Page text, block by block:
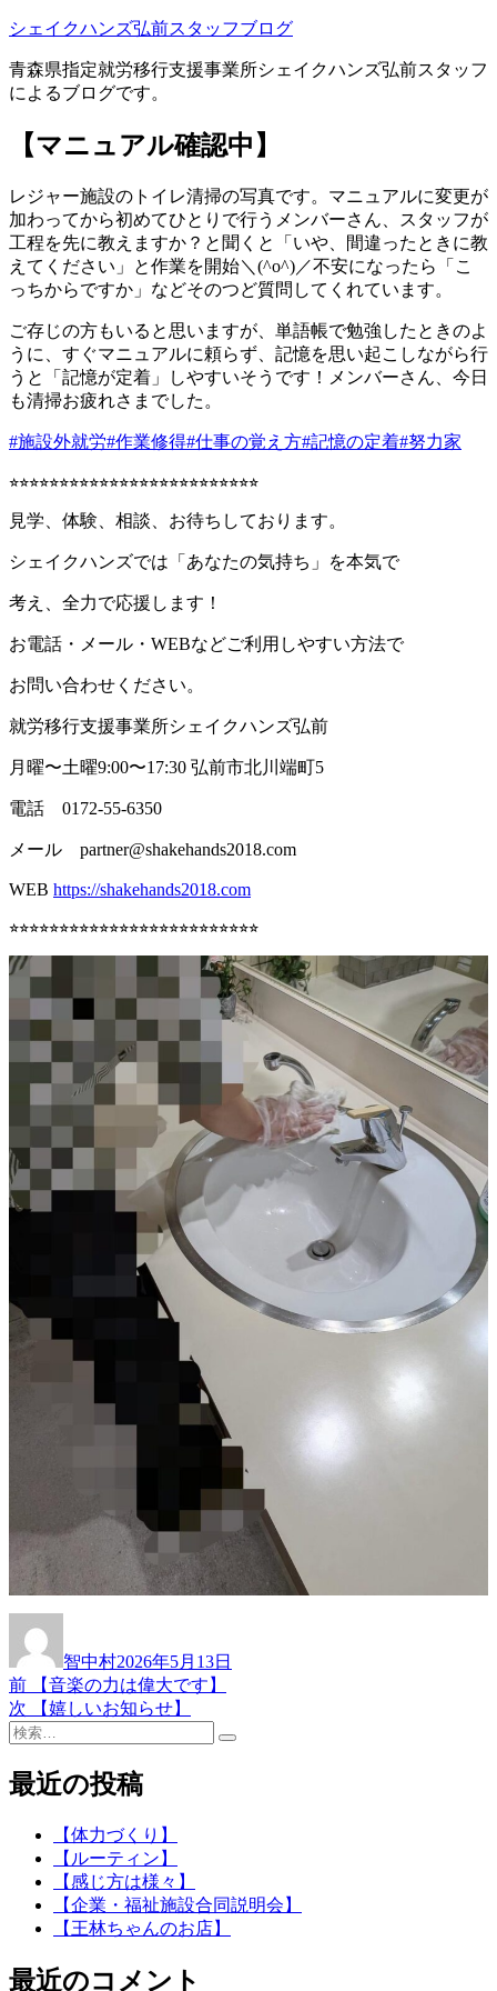
コ
テ
ン
キ
ッ
プ
シェイクハンズ弘前スタッフブログ
青森県指定就労移行支援事業所シェイクハンズ弘前スタッフ
によるブログです。
【マニュアル確認中】
レジャー施設のトイレ清掃の写真です。マニュアルに変更が
加わってから初めてひとりで行うメンバーさん、スタッフが
工程を先に教えますか？と聞くと「いや、間違ったときに教
えてください」と作業を開始＼(^o^)／不安になったら「こ
っちからですか」などそのつど質問してくれています。
ご存じの方もいると思いますが、単語帳で勉強したときのよ
うに、すぐマニュアルに頼らず、記憶を思い起こしながら行
うと「記憶が定着」しやすいそうです！メンバーさん、今日
も清掃お疲れさまでした。
#施設外就労#作業修得#仕事の覚え方#記憶の定着#努力家
⭐︎⭐︎⭐︎⭐︎⭐︎⭐︎⭐︎⭐︎⭐︎⭐︎⭐︎⭐︎⭐︎⭐︎⭐︎⭐︎⭐︎⭐︎⭐︎⭐︎⭐︎⭐︎⭐︎⭐︎⭐︎
見学、体験、相談、お待ちしております。
シェイクハンズでは「あなたの気持ち」を本気で
考え、全力で応援します！
お電話・メール・WEBなどご利用しやすい方法で
お問い合わせください。
就労移行支援事業所シェイクハンズ弘前
月曜〜土曜9:00〜17:30 弘前市北川端町5
電話 0172-55-6350
メール partner@shakehands2018.com
WEB https://shakehands2018.com
⭐︎⭐︎⭐︎⭐︎⭐︎⭐︎⭐︎⭐︎⭐︎⭐︎⭐︎⭐︎⭐︎⭐︎⭐︎⭐︎⭐︎⭐︎⭐︎⭐︎⭐︎⭐︎⭐︎⭐︎⭐︎
者
智中村日:
2026年5月13日
投
稿
ビ
ン
前
前
の
投
【音楽の力は偉大です】
次
次
の
稿:
【嬉しいお知らせ】
検
検
最近の投稿
【体力づくり】
【ルーティン】
【感じ方は様々】
【企業・福祉施設合同説明会】
【王林ちゃんのお店】
最近のコメント